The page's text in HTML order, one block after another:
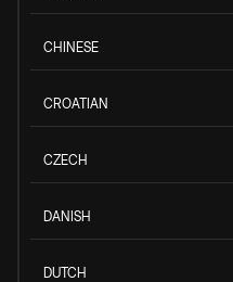
CHINESE
CROATIAN
CZECH
DANISH
DUTCH